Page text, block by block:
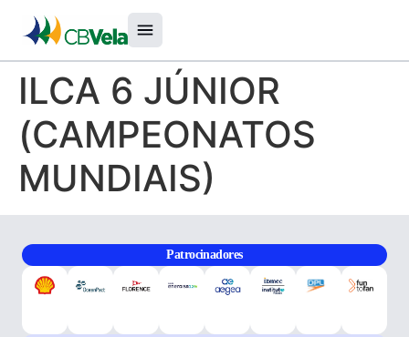
ILCA 6 JÚNIOR
(CAMPEONATOS
MUNDIAIS)
Patrocinadores